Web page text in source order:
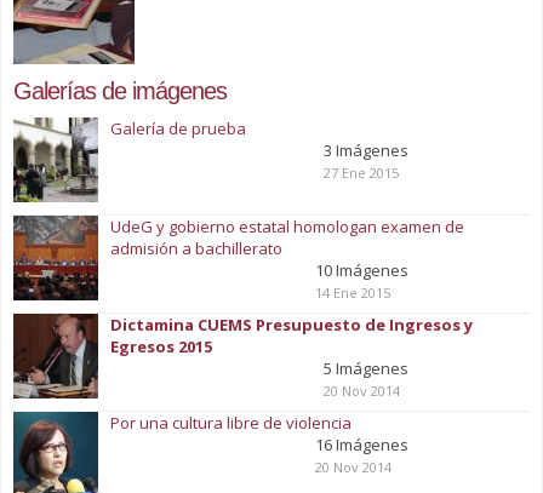
Galerías de imágenes
Galería de prueba
3 Imágenes
27 Ene 2015
UdeG y gobierno estatal homologan examen de
admisión a bachillerato
10 Imágenes
14 Ene 2015
Dictamina CUEMS Presupuesto de Ingresos y
Egresos 2015
5 Imágenes
20 Nov 2014
Por una cultura libre de violencia
16 Imágenes
20 Nov 2014